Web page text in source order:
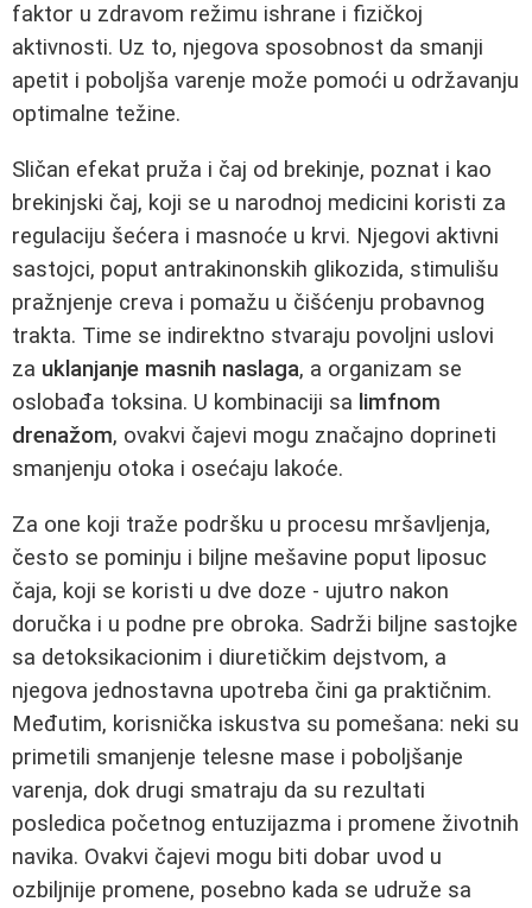
faktor u zdravom režimu ishrane i fizičkoj
aktivnosti. Uz to, njegova sposobnost da smanji
apetit i poboljša varenje može pomoći u održavanju
optimalne težine.
Sličan efekat pruža i čaj od brekinje, poznat i kao
brekinjski čaj, koji se u narodnoj medicini koristi za
regulaciju šećera i masnoće u krvi. Njegovi aktivni
sastojci, poput antrakinonskih glikozida, stimulišu
pražnjenje creva i pomažu u čišćenju probavnog
trakta. Time se indirektno stvaraju povoljni uslovi
za uklanjanje masnih naslaga, a organizam se
oslobađa toksina. U kombinaciji sa limfnom
drenažom, ovakvi čajevi mogu značajno doprineti
smanjenju otoka i osećaju lakoće.
Za one koji traže podršku u procesu mršavljenja,
često se pominju i biljne mešavine poput liposuc
čaja, koji se koristi u dve doze - ujutro nakon
doručka i u podne pre obroka. Sadrži biljne sastojke
sa detoksikacionim i diuretičkim dejstvom, a
njegova jednostavna upotreba čini ga praktičnim.
Međutim, korisnička iskustva su pomešana: neki su
primetili smanjenje telesne mase i poboljšanje
varenja, dok drugi smatraju da su rezultati
posledica početnog entuzijazma i promene životnih
navika. Ovakvi čajevi mogu biti dobar uvod u
ozbiljnije promene, posebno kada se udruže sa